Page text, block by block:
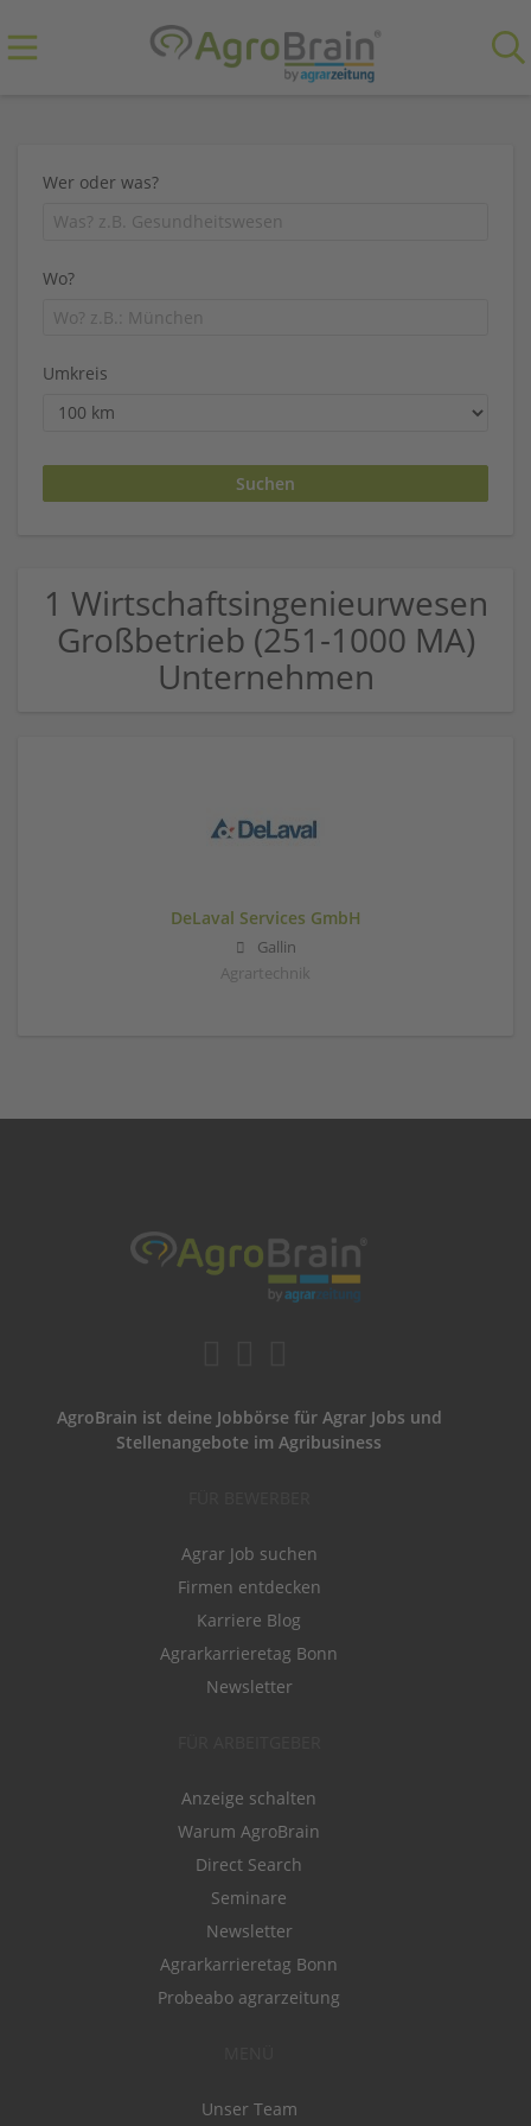
Wer oder was?
Wo?
Umkreis
1 Wirtschaftsingenieurwesen
Großbetrieb (251-1000 MA)
Unternehmen
DeLaval Services GmbH
Gallin
Agrartechnik
AgroBrain ist deine Jobbörse für Agrar Jobs und
Stellenangebote im Agribusiness
Agrar Job suchen
Firmen entdecken
Karriere Blog
Agrarkarrieretag Bonn
Newsletter
Anzeige schalten
Warum AgroBrain
Direct Search
Seminare
Newsletter
Agrarkarrieretag Bonn
Probeabo agrarzeitung
Unser Team